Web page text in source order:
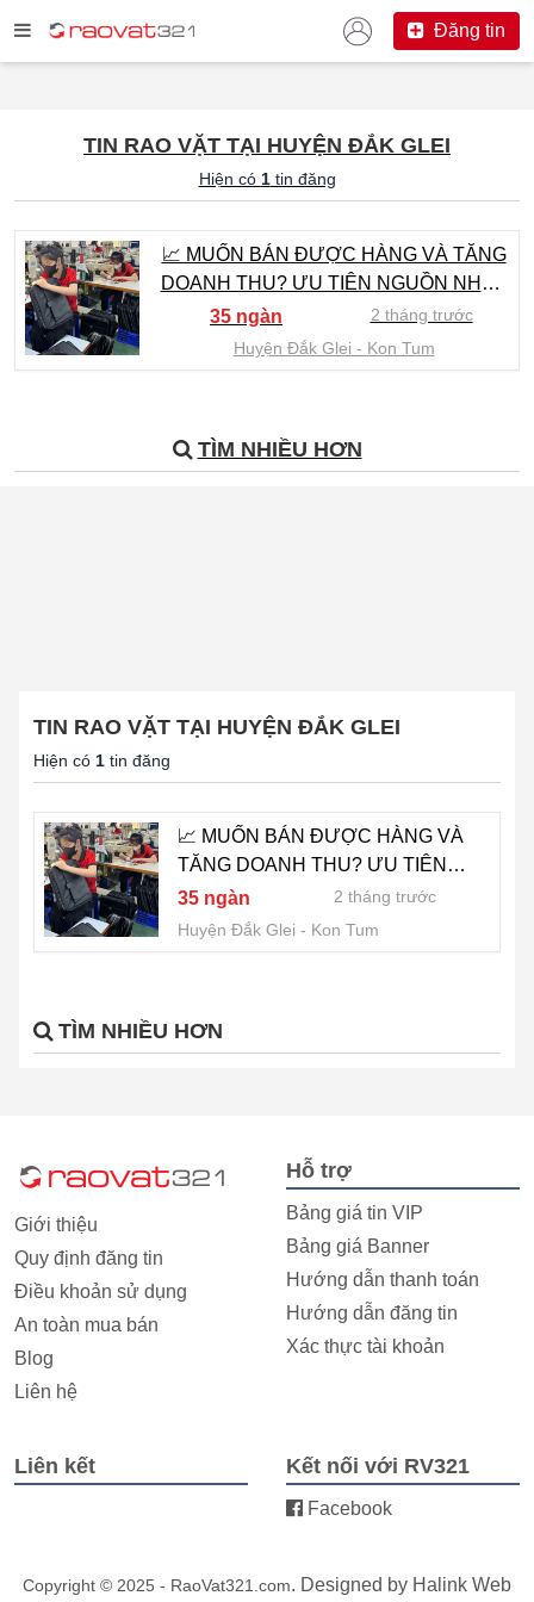
Đăng tin
TIN RAO VẶT TẠI HUYỆN ĐẮK GLEI
Hiện có 1tin đăng
📈 MUỐN BÁN ĐƯỢC HÀNG VÀ TĂNG
DOANH THU? ƯU TIÊN NGUỒN NHẬP
GIÁ GỐC ĐỂ DỄ CẠNH TRANH -
0822.879.469 (HẢO)
35 ngàn
2 tháng trước
Huyện Đắk Glei
Kon Tum
TÌM NHIỀU HƠN
TIN RAO VẶT TẠI HUYỆN ĐẮK GLEI
Hiện có 1 tin đăng
📈 MUỐN BÁN ĐƯỢC HÀNG VÀ
TĂNG DOANH THU? ƯU TIÊN
NGUỒN NHẬP GIÁ GỐC ĐỂ DỄ
CẠNH TRANH - 0822.879.469
(HẢO)
35 ngàn
2 tháng trước
Huyện Đắk Glei
Kon Tum
TÌM NHIỀU HƠN
Giới thiệu
Quy định đăng tin
Điều khoản sử dụng
An toàn mua bán
Blog
Liên hệ
Hỗ trợ
Bảng giá tin VIP
Bảng giá Banner
Hướng dẫn thanh toán
Hướng dẫn đăng tin
Xác thực tài khoản
Liên kết Kết nối với RV321
Facebook
Copyright © 2025 - RaoVat321.com. Designed by Halink Web